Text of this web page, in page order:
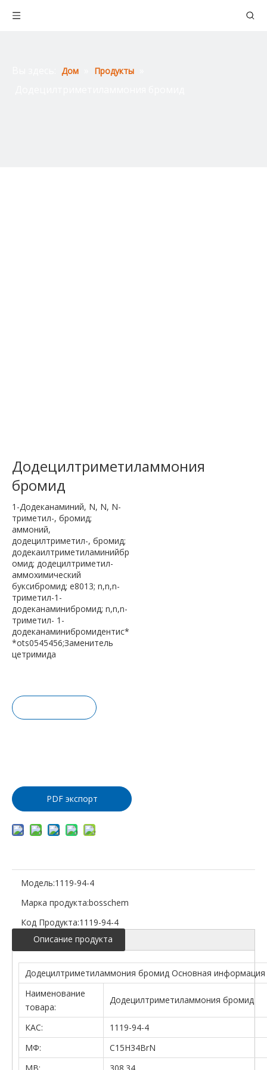
Дом Продукты
Додецилтриметиламмония
бромид
1-Додеканаминий, N, N, N-
триметил-, бромид;
аммоний,
додецилтриметил-, бромид;
додекаилтриметиламинийбр
омид; додецилтриметил-
аммохимический
буксибромид; e8013; n,n,n-
триметил-1-
додеканаминибромид; n,n,n-
триметил- 1-
додеканаминибромидентис*
*ots0545456;Заменитель
цетримида
PDF экспорт
Модель:1119-94-4
Марка продукта:bosschem
Код Продукта:1119-94-4
Описание продукта
Додецилтриметиламмония бромид Основная информация
Наименование
товара:
Додецилтриметиламмония бромид
КАС:
1119-94-4
МФ:
C15H34BrN